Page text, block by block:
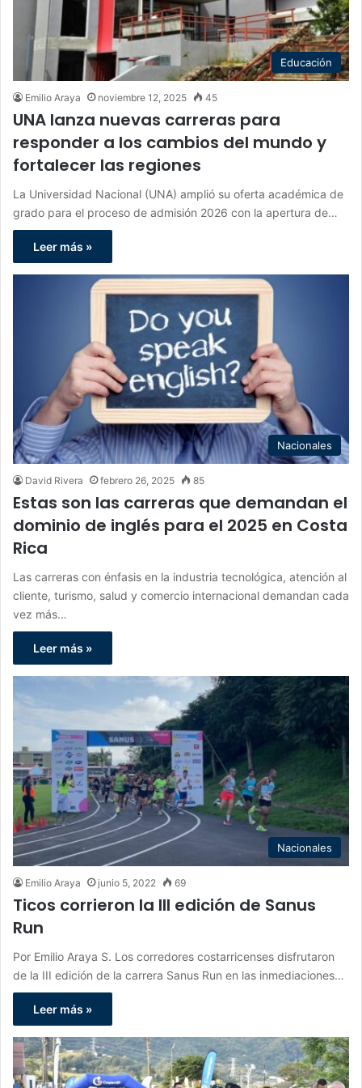
Educación
Emilio Araya noviembre 12, 2025 45
UNA lanza nuevas carreras para
responder a los cambios del mundo y
fortalecer las regiones
La Universidad Nacional (UNA) amplió su oferta académica de
grado para el proceso de admisión 2026 con la apertura de…
Leer más »
Nacionales
David Rivera febrero 26, 2025 85
Estas son las carreras que demandan el
dominio de inglés para el 2025 en Costa
Rica
Las carreras con énfasis en la industria tecnológica, atención al
cliente, turismo, salud y comercio internacional demandan cada
vez más…
Leer más »
Nacionales
Emilio Araya junio 5, 2022 69
Ticos corrieron la III edición de Sanus
Run
Por Emilio Araya S. Los corredores costarricenses disfrutaron
de la III edición de la carrera Sanus Run en las inmediaciones…
Leer más »